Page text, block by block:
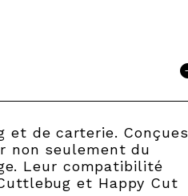
et de carterie. Conçues
non seulement du
Leur compatibilité
et Happy Cut